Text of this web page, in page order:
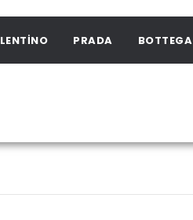
PRADA BOTTEGA